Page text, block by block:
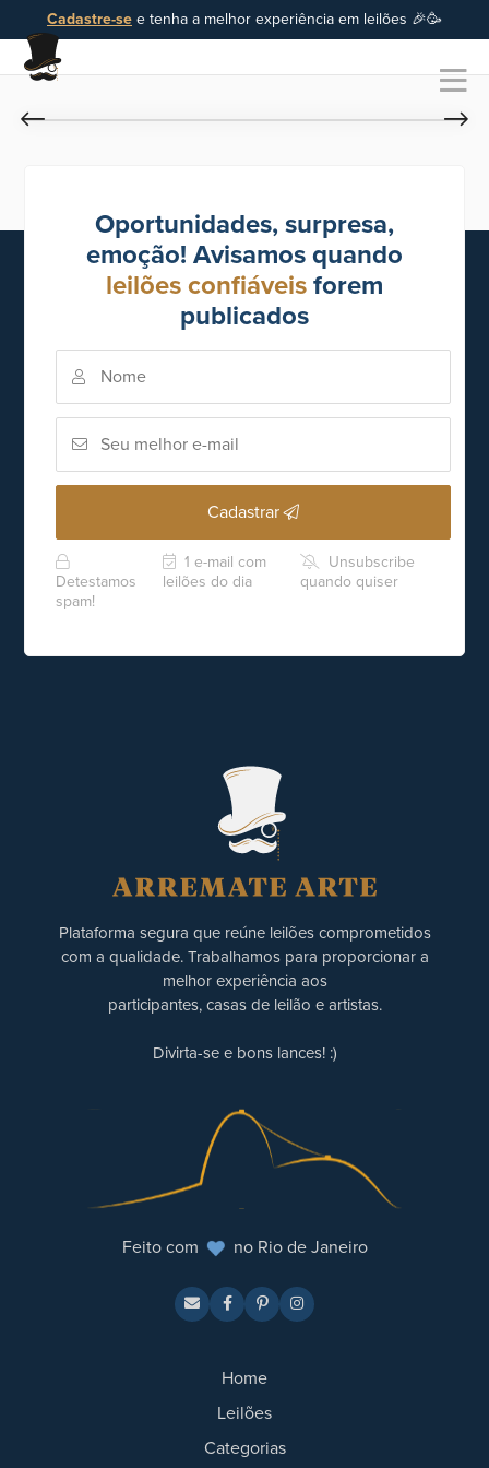
Cadastre-se e tenha a melhor experiência em leilões 🎉🥳
Oportunidades, surpresa,
emoção! Avisamos quando
leilões confiáveis forem
publicados
Cadastrar
Detestamos
spam!
1 e-mail com
leilões do dia
Unsubscribe
quando quiser
Plataforma segura que reúne leilões comprometidos
com a qualidade. Trabalhamos para proporcionar a
melhor experiência aos
participantes, casas de leilão e artistas.
Divirta-se e bons lances! :)
Feito com no Rio de Janeiro
Home
Leilões
Categorias